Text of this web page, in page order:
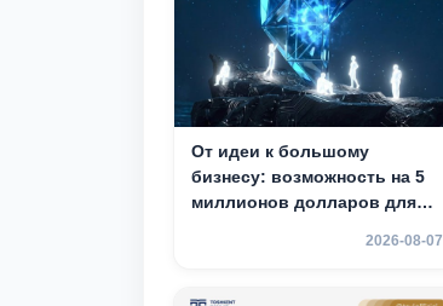
От идеи к большому
бизнесу: возможность на 5
миллионов долларов для
2026-08-07